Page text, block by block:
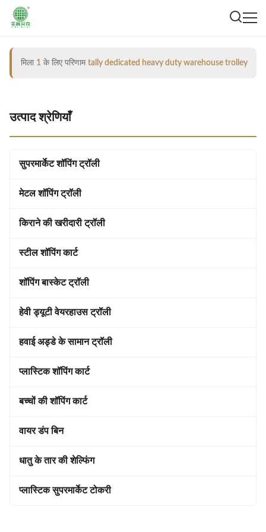
मिला 1 के लिए परिणाम tally dedicated heavy duty warehouse trolley
उत्पाद श्रेणियाँ
सुपरमार्केट शॉपिंग ट्रॉली
मेटल शॉपिंग ट्रॉली
किराने की खरीदारी ट्रॉली
स्टील शॉपिंग कार्ट
शॉपिंग बास्केट ट्रॉली
हेवी ड्यूटी वेयरहाउस ट्रॉली
हवाई अड्डे के सामान ट्रॉली
प्लास्टिक शॉपिंग कार्ट
बच्चों की शॉपिंग कार्ट
वायर डंप बिन
धातु के तार की शेल्फिंग
प्लास्टिक सुपरमार्केट टोकरी